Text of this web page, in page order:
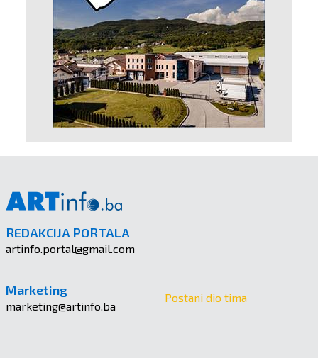
REDAKCIJA PORTALA
artinfo.portal@gmail.com
Marketing
marketing@artinfo.ba
Postani dio tima